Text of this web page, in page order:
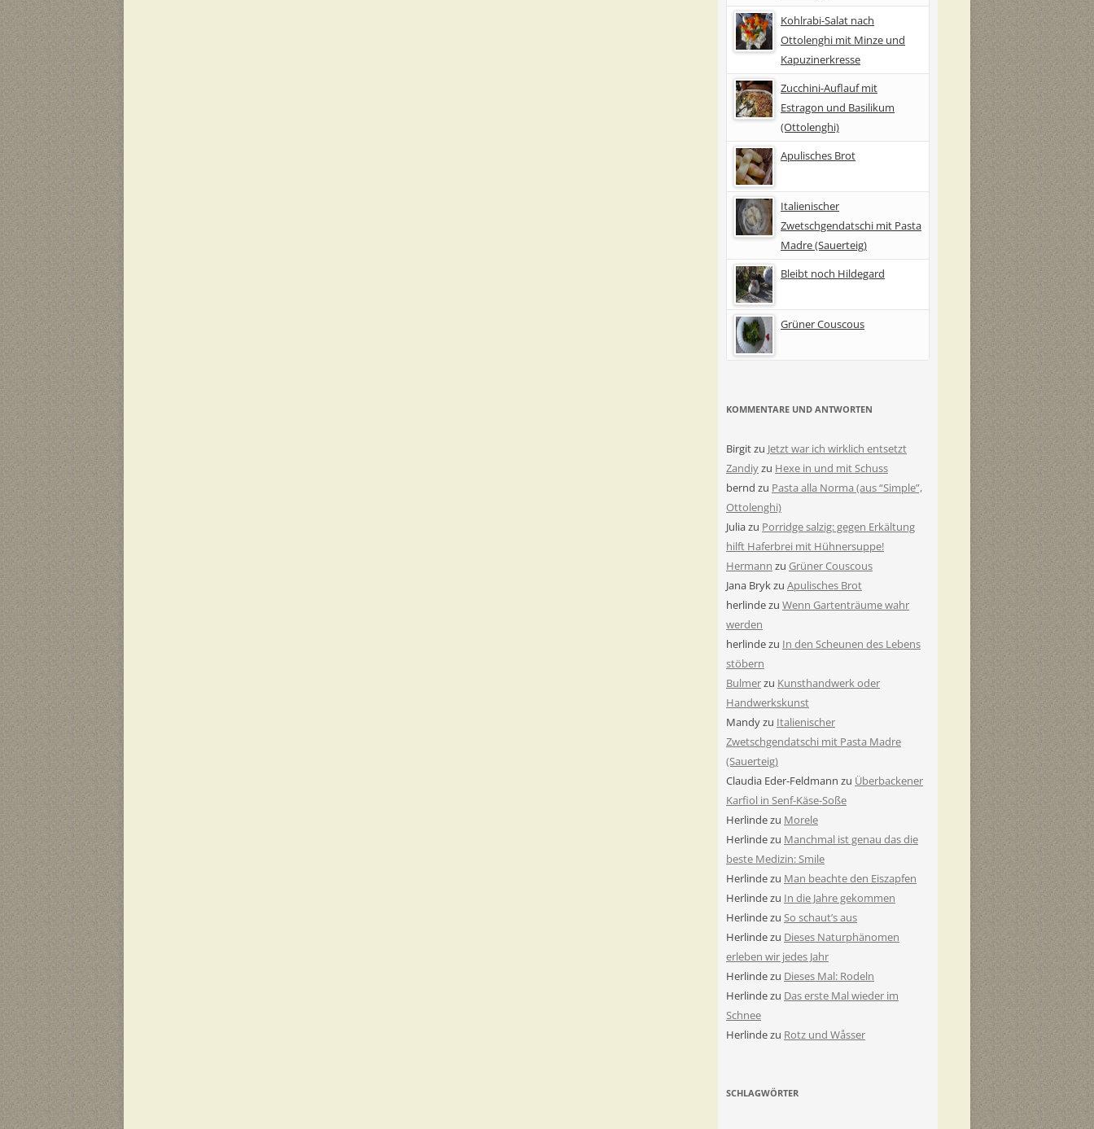
Kohlrabi-Salat nach
Ottolenghi mit Minze und
Kapuzinerkresse
Zucchini-Auflauf mit
Estragon und Basilikum
(Ottolenghi)
Apulisches Brot
Italienischer
Zwetschgendatschi mit Pasta
Madre (Sauerteig)
Bleibt noch Hildegard
Grüner Couscous
KOMMENTARE UND ANTWORTEN
Birgitzu Jetzt war ich wirklich entsetzt
Zandiyzu Hexe in und mit Schuss
bernd zu Pasta alla Norma (aus “Simple”,
Ottolenghi)
Juliazu Porridge salzig: gegen Erkältung
hilft Haferbrei mit Hühnersuppe!
Hermann zu Grüner Couscous
Jana Brykzu Apulisches Brot
herlindezu Wenn Gartenträume wahr
werden
herlindezu In den Scheunen des Lebens
stöbern
Bulmerzu Kunsthandwerk oder
Handwerkskunst
Mandyzu Italienischer
Zwetschgendatschi mit Pasta Madre
(Sauerteig)
Claudia Eder-Feldmann zu Überbackener
Karfiol in Senf-Käse-Soße
Herlindezu Morele
Herlindezu Manchmal ist genau das die
beste Medizin: Smile
Herlindezu Man beachte den Eiszapfen
Herlindezu In die Jahre gekommen
Herlindezu So schaut’s aus
Herlindezu Dieses Naturphänomen
erleben wir jedes Jahr
Herlindezu Dieses Mal: Rodeln
Herlindezu Das erste Mal wieder im
Schnee
Herlindezu Rotz und Wåsser
SCHLAGWÖRTER